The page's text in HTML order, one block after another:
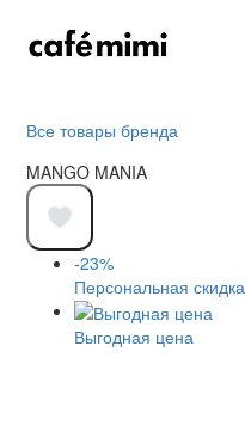
Все товары бренда
MANGO MANIA
-23%
Персональная скидка
Выгодная цена